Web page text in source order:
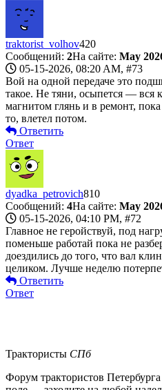
traktorist_volhov420
Сообщений: 2На сайте: May
05-15-2026, 08:20 AM, #73
Вой на одной передаче это
такое. Не тяни, осыпется — вся
магнитом глянь и в ремонт,
то, влетел потом.
Ответить
Ответ
dyadka_petrovich810
Сообщений: 4На сайте: May
05-15-2026, 04:10 PM, #72
Главное не геройствуй, под
поменьше работай пока не
доездились до того, что вал
целиком. Лучше неделю
Ответить
Ответ
Трактористы СПб
Форум трактористов